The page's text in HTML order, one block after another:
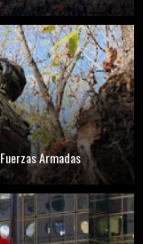
Armadas